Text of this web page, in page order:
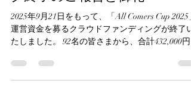
ACC2025クラウドファンディン
グ終了のご報告と御礼
運営資金を募るクラウドファンディングが終了い